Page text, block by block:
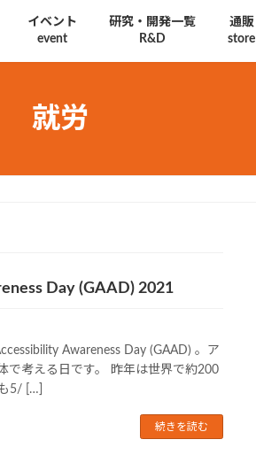
イベント
event
研究・開発一覧
R&D
通販
store
就労
Day (GAAD) 2021
Awareness Day (GAAD) 。ア
で考える日です。 昨年は世界で約200
5/ […]
続きを読む